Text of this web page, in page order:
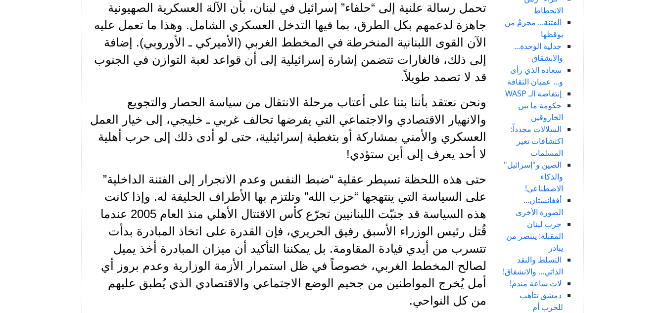
الانحطاط
الفتنة... مجرمٌ من
يوقظها
جدلية الوحدة...
والانشقاق
سعاده الذي رأى
و... عميان الثقافة
إنتفاضة الـ WASP
حكومة ما بين
الخازوقين
السلالات مجدداً:
اكتشافات تغير
المسلمات
الصين و"إسرائيل"
والذكاء
الاصطناعي!
أفغانستان...
الصورة الأخرى
حرب لبنان
المقبلة: ينتصر من
يبادر
التسلط والنقد
الذاتي... والانشقاق!
لات ساعة مندم!
دمشق تتأهب
للحرب أم
تحمل رسالة علنية إلى “حلفاء” إسرائيل في لبنان، بأن الآلة العسكرية الصهيونية
جاهزة لدعمهم بكل الطرق، بما فيها التدخل العسكري الشامل. وهذا ما تعمل عليه
الآن القوى اللبنانية المنخرطة في المخطط الغربي (الأميركي ـ الأوروبي). إضافة
إلى ذلك، فالغارات تتضمن إشارة إسرائيلية إلى أن قواعد لعبة التوازن في الجنوب
قد لا تصمد طويلاً.
ونحن نعتقد بأننا بتنا على أعتاب مرحلة الانتقال من سياسة الحصار والتجويع
والانهيار الاقتصادي والاجتماعي التي يفرضها تحالف غربي ـ خليجي، إلى خيار العمل
العسكري والأمني بمشاركة أو بتغطية إسرائيلية، حتى لو أدى ذلك إلى حرب أهلية
لا أحد يعرف إلى أين ستؤدي!
حتى هذه اللحظة تسيطر عقلية “ضبط النفس وعدم الانجرار إلى الفتنة الداخلية”
على السياسة التي ينتهجها “حزب الله” وتلتزم بها الأطراف الحليفة له. وإذا كانت
هذه السياسة قد جنبّت اللبنانيين تجرّع كأس الاقتتال الأهلي منذ العام 2005 عندما
قُتل رئيس الوزراء الأسبق رفيق الحريري، فإن القدرة على اتخاذ المبادرة بدأت
تتسرب من أيدي قيادة المقاومة. بل يمكننا التأكيد أن ميزان المبادرة أخذ يميل
لصالح المخطط الغربي، خصوصاً في ظل استمرار الأزمة الوزارية وعدم بروز أي
أمل يُخرج المواطنين من جحيم الوضع الاجتماعي والاقتصادي الذي يُطبق عليهم
من كل النواحي.